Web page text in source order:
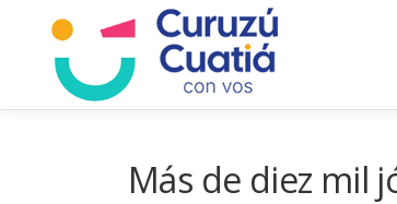
contenido
Más de diez mil